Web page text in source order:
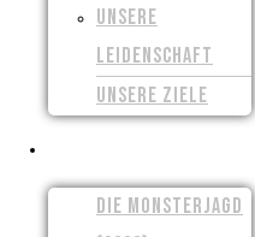
UNSERE
LEIDENSCHAFT
UNSERE ZIELE
DIE MONSTERJAGD